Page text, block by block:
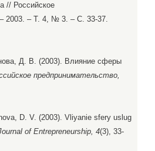
// Российское
2003. – Т. 4, № 3. – С. 33-37.
Д. В. (2003). Влияние сферы
предпринимательство,
D. V. (2003). Vliyanie sfery uslug
of Entrepreneurship, 4(3), 33-